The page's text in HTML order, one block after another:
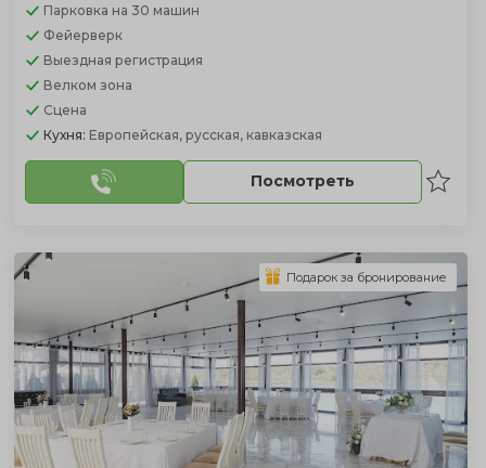
Парковка на 30 машин
Фейерверк
Выездная регистрация
Велком зона
Сцена
Кухня: Европейская, русская, кавказская
Посмотреть
Подарок за бронирование